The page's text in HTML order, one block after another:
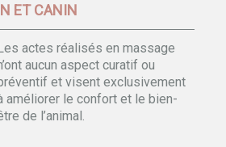
ET CANIN
actes réalisés en massage
aucun aspect curatif ou
et visent exclusivement
améliorer le confort et le bien-
de l’animal.